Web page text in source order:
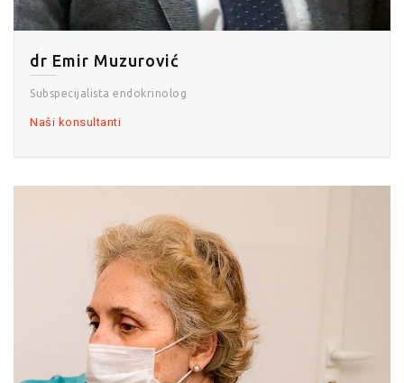
dr Emir Muzurović
Subspecijalista endokrinolog
Naši konsultanti